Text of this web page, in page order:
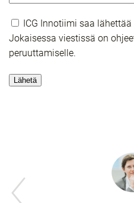
ICG Innotiimi saa
Jokaisessa viestissä on
peruuttamiselle.